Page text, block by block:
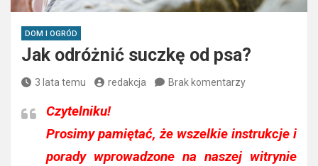
DOM I OGRÓD
Jak odróżnić suczkę od psa?
3 lata temu redakcja Brak komentarzy
Czytelniku!
Prosimy pamiętać, że wszelkie instrukcje i
porady wprowadzone na naszej witrynie